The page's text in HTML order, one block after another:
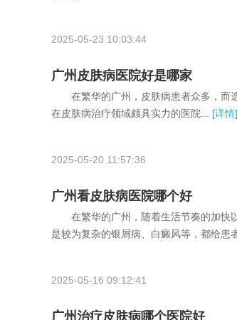
2025-05-23 10:03:44
广州皮肤病医院好是哪家
在繁华的广州，皮肤病患者众多，而选
在皮肤病治疗领域颇具实力的医院... [详情]
2025-05-20 11:57:36
广州看皮肤病医院哪个好
在繁华的广州，随着生活节奏的加快以
是较为复杂的银屑病、白癜风等，都给患
2025-05-16 09:12:41
广州治疗皮肤病哪个医院好